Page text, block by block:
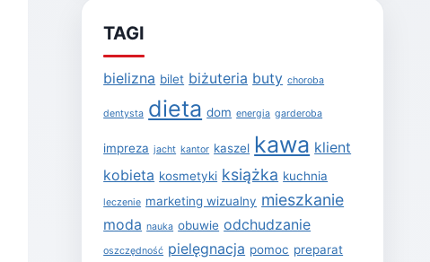
TAGI
bielizna bilet biżuteria buty choroba
dentysta dieta dom energia garderoba
impreza jacht kantor kaszel kawa klient
kobieta kosmetyki książka kuchnia
leczenie marketing wizualny mieszkanie
moda nauka obuwie odchudzanie
oszczędność pielęgnacja pomoc preparat